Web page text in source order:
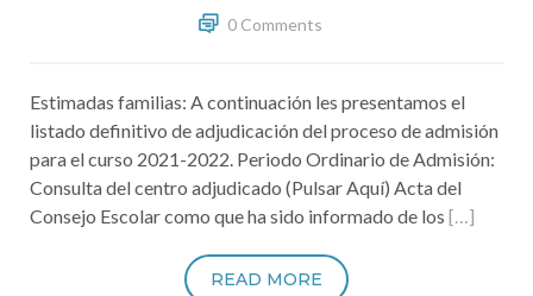
0 Comments
Estimadas familias: A continuación les presentamos el
listado definitivo de adjudicación del proceso de admisión
para el curso 2021-2022. Periodo Ordinario de Admisión:
Consulta del centro adjudicado (Pulsar Aquí) Acta del
Consejo Escolar como que ha sido informado de los […]
READ MORE